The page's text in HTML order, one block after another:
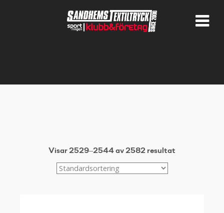
Visar 2529–2544 av 2582 resultat